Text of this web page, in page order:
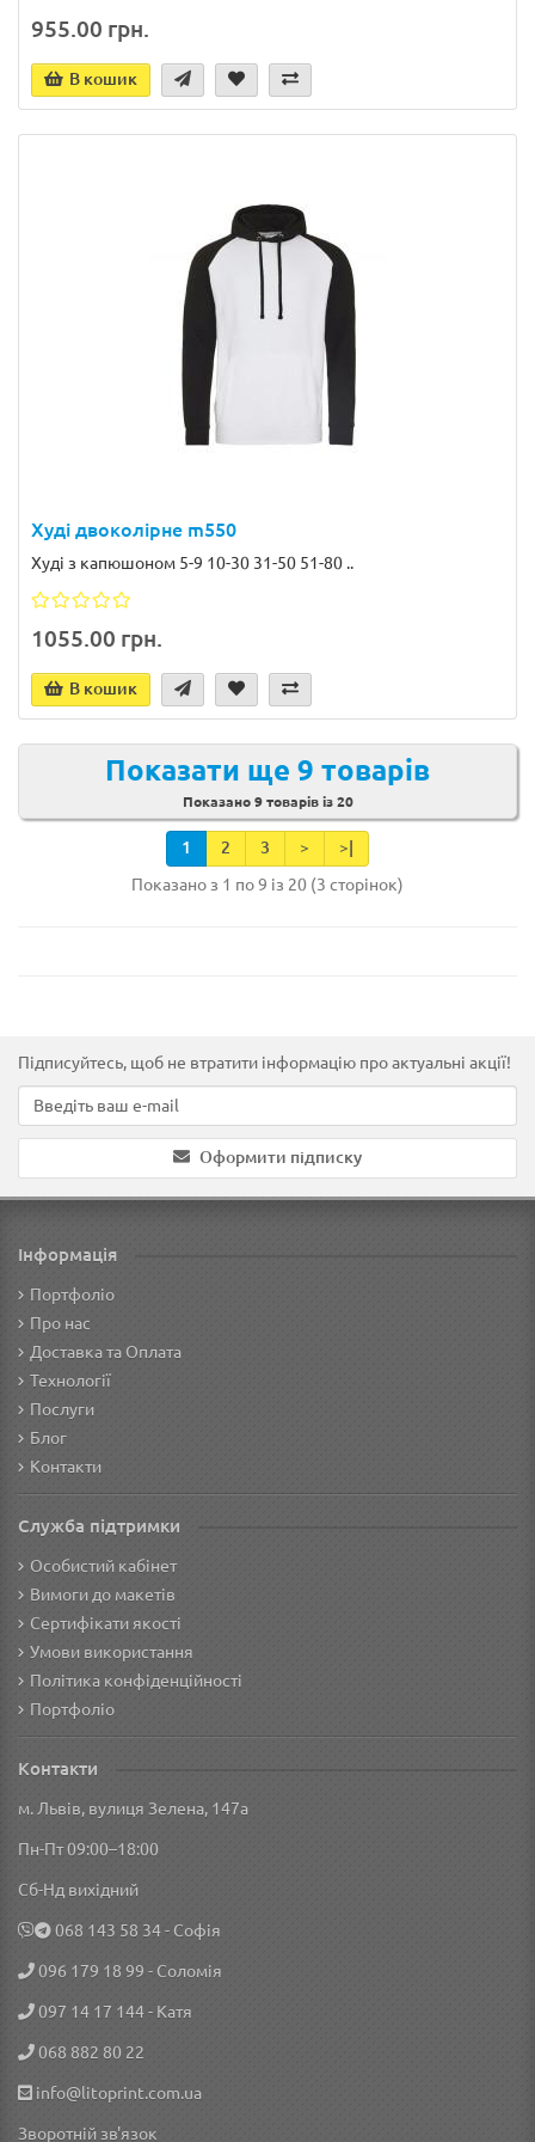
955.00 грн.
В кошик
Худі двоколірне m550
Худі з капюшоном 5-9 10-30 31-50 51-80 ..
1055.00 грн.
В кошик
Показати ще 9 товарів
Показано 9 товарів із 20
1 2 3 >
>|
Показано з 1 по 9 із 20 (3 сторінок)
Підписуйтесь, щоб не втратити інформацію про актуальні акції!
Оформити підписку
Інформація
Портфоліо
Про нас
Доставка та Оплата
Технології
Послуги
Блог
Контакти
Служба підтримки
Особистий кабінет
Вимоги до макетів
Сертифікати якості
Умови використання
Політика конфіденційності
Портфоліо
Контакти
м. Львів, вулиця Зелена, 147а
Пн-Пт 09:00–18:00
Сб-Нд вихідний
‎068 143 58 34- Софія
096 179 18 99 - Соломія
097 14 17 144- Катя
068 882 80 22
info@litoprint.com.ua
Зворотній зв'язок